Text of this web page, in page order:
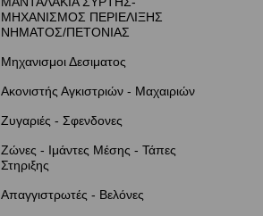
ΜΗΧΑΝΙΣΜΟΣ ΠΕΡΙΕΛΙΞΗΣ
ΝΗΜΑΤΟΣ/ΠΕΤΟΝΙΑΣ
Μηχανισμοι Δεσιματος
Ακονιστής Αγκιστριών - Μαχαιριών
Ζυγαριές - Σφενδονες
Ζώνες - Ιμάντες Μέσης - Τάπες
Στηριξης
Απαγγιστρωτές - Βελόνες